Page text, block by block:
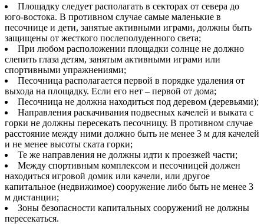
Площадку следует располагать в секторах от севера до
юго-востока. В противном случае самые маленькие в
песочнице и дети, занятые активными играми, должны быть
защищены от жесткого послеполуденного света;
При любом расположении площадки солнце не должно
слепить глаза детям, занятым активными играми или
спортивными упражнениями;
Песочница располагается первой в порядке удаления от
выхода на площадку. Если его нет – первой от дома;
Песочница не должна находиться под деревом (деревьями);
Направления раскачивания подвесных качелей и выката с
горки не должны пересекать песочницу. В противном случае
расстояние между ними должно быть не менее 3 м для качелей
и не менее высоты ската горки;
Те же направления не должны идти к проезжей части;
Между спортивным комплексом и песочницей должен
находиться игровой домик или качели, или другое
капитальное (недвижимое) сооружение либо быть не менее 3
м дистанции;
Зоны безопасности капитальных сооружений не должны
пересекаться.